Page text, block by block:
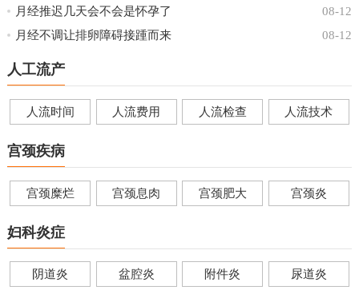
08-12
月经推迟几天会不会是怀孕了
08-12
月经不调让排卵障碍接踵而来
人工流产
人流时间 人流费用 人流检查 人流技术
宫颈疾病
宫颈糜烂 宫颈息肉 宫颈肥大 宫颈炎
妇科炎症
阴道炎 盆腔炎 附件炎 尿道炎